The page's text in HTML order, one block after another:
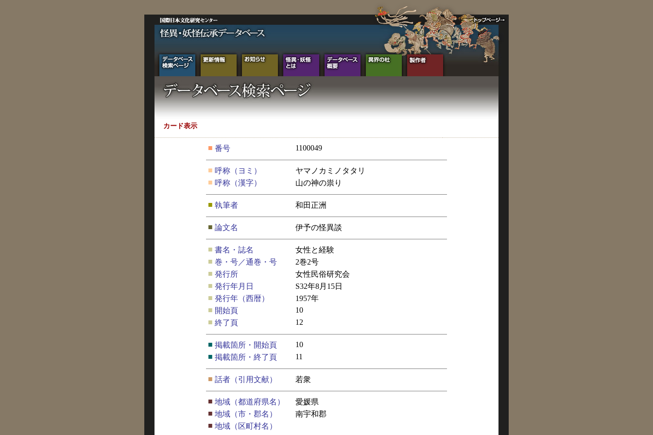
カード表示
■ 番号 1100049
■ 呼称（ヨミ）
ヤマノカミノタタリ
■ 呼称（漢字） 山の神の祟り
■ 執筆者 和田正洲
■ 論文名 伊予の怪異談
■ 書名・誌名
女性と経験
■ 巻・号／通巻・号
2巻2号
■ 発行所
女性民俗研究会
■ 発行年月日
S32年8月15日
■ 発行年（西暦）
1957年
■ 開始頁
10
■ 終了頁 12
■ 掲載箇所・開始頁
10
■ 掲載箇所・終了頁 11
■ 話者（引用文献） 若衆
■ 地域（都道府県名）
愛媛県
■ 地域（市・郡名）
南宇和郡
■ 地域（区町村名）